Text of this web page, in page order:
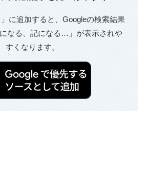
」に追加すると、Googleの検索結果
なる、記になる…」が表示されや
すくなります。